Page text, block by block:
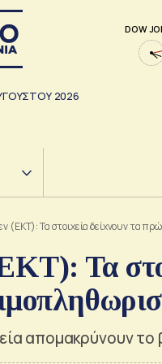
DOW
2026
(ΕΚΤ): Τα στοιχεία δείχνουν τα
Τα
απομακρύνουν το